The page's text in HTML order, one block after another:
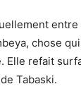
entre
chose qui
Elle refait
Tabaski.